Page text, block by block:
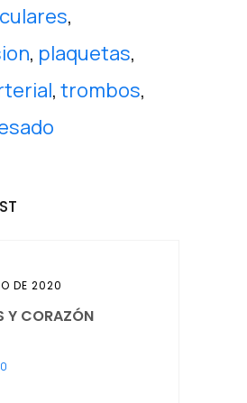
,
, plaquetas,
, trombos,
DE 2020
Y CORAZÓN
0